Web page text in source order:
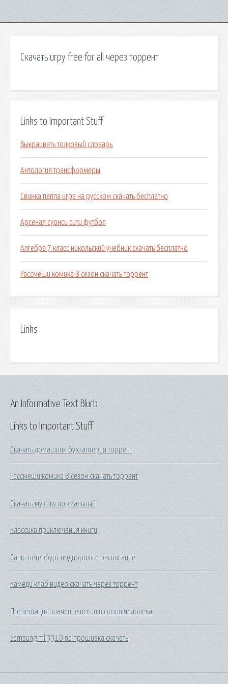
Скачать игру free for all через торрент
Links to Important Stuff
Выкраивать толковый словарь
Антология трансформеры
Свинка пеппа игра на русском скачать бесплатно
Арсенал суонси сити футбол
Алгебра 7 класс никольский учебник скачать бесплатно
Рассмеши комика 8 сезон скачать торрент
Links
Links to Important Stuff
Скачать домашняя бухгалтерия торрент
Рассмеши комика 8 сезон скачать торрент
Скачать музыку нормальный
Классика приключения книги
Санкт петербург подпорожье расписание
Камеди клаб видео скачать через торрент
Презентация значение песни в жизни человека
Samsung ml 3310 nd прошивка скачать
An Informative Text Blurb